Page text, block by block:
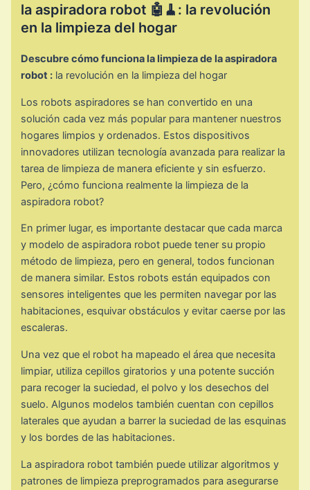
la aspiradora robot 🤖🧹: la revolución
en la limpieza del hogar
Descubre cómo funciona la limpieza de la aspiradora
robot : la revolución en la limpieza del hogar
Los robots aspiradores se han convertido en una
solución cada vez más popular para mantener nuestros
hogares limpios y ordenados. Estos dispositivos
innovadores utilizan tecnología avanzada para realizar la
tarea de limpieza de manera eficiente y sin esfuerzo.
Pero, ¿cómo funciona realmente la limpieza de la
aspiradora robot?
En primer lugar, es importante destacar que cada marca
y modelo de aspiradora robot puede tener su propio
método de limpieza, pero en general, todos funcionan
de manera similar. Estos robots están equipados con
sensores inteligentes que les permiten navegar por las
habitaciones, esquivar obstáculos y evitar caerse por las
escaleras.
Una vez que el robot ha mapeado el área que necesita
limpiar, utiliza cepillos giratorios y una potente succión
para recoger la suciedad, el polvo y los desechos del
suelo. Algunos modelos también cuentan con cepillos
laterales que ayudan a barrer la suciedad de las esquinas
y los bordes de las habitaciones.
La aspiradora robot también puede utilizar algoritmos y
patrones de limpieza preprogramados para asegurarse